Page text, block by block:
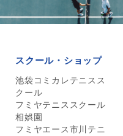
スクール・ショップ
池袋コミカレテニスス
クール
フミヤテニススクール
相娯園
フミヤエース市川テニ